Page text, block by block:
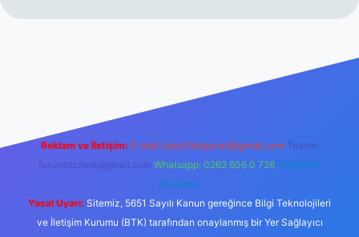
Reklam ve İletişim: E-mail: backlinkpaneli@gmail.com Teams:
forumhizmeti@gmail.com Whatsapp: 0262 606 0 726 Telegram:
@karabul
Yasal Uyarı: Sitemiz, 5651 Sayılı Kanun gereğince Bilgi Teknolojileri
ve İletişim Kurumu (BTK) tarafından onaylanmış bir Yer Sağlayıcı